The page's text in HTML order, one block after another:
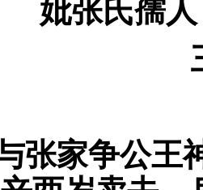
妣张氏孺人
张家争公王